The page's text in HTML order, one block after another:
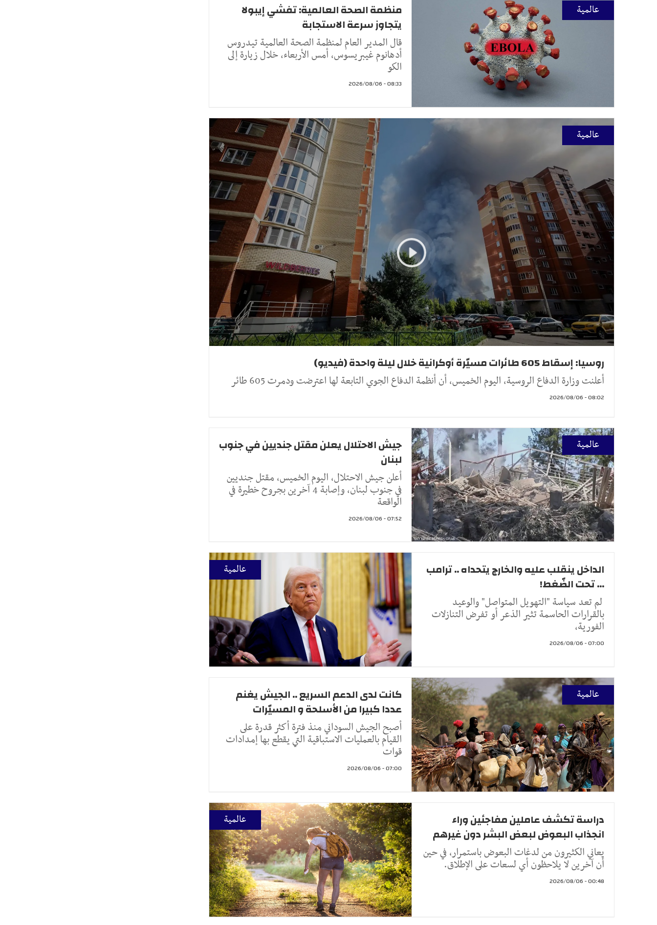
عالمية
منظمة الصحة العالمية: تفشي إيبولا
يتجاوز سرعة الاستجابة
قال المدير العام لمنظمة الصحة العالمية تيدروس
أدهانوم غيبريسوس، أمس الأربعاء، خلال زيارة إلى
الكو
08:33 - 2026/08/06
عالمية
روسيا: إسقاط 605 طائرات مسيّرة أوكرانية خلال ليلة واحدة (فيديو)
أعلنت وزارة الدفاع الروسية، اليوم الخميس، أن أنظمة الدفاع الجوي التابعة لها اعترضت ودمرت 605 طائر
08:02 - 2026/08/06
عالمية
جيش الاحتلال يعلن مقتل جنديين في جنوب
لبنان
أعلن جيش الاحتلال، اليوم الخميس، مقتل جنديين
في جنوب لبنان، وإصابة 4 آخرين بجروح خطيرة في
الواقعة
07:52 - 2026/08/06
عالمية
الداخل ينقلب عليه والخارج يتحداه .. ترامب
... تحت الضّغط!
لم تعد سياسة "التهويل المتواصل" والوعيد
بالقرارات الحاسمة تثير الذعر أو تفرض التنازلات
الفورية،
07:00 - 2026/08/06
عالمية
كانت لدى الدعم السريع .. الجيش يغنم
عددا كبيرا من الأسلحة و المسيّرات
أصبح الجيش السوداني منذ فترة أكثر قدرة على
القيام بالعمليات الاستباقية التي يقطع بها إمدادات
قوات
07:00 - 2026/08/06
عالمية
دراسة تكشف عاملين مفاجئين وراء
انجذاب البعوض لبعض البشر دون غيرهم
يعاني الكثيرون من لدغات البعوض باستمرار، في حين
أن آخرين لا يلاحظون أي لسعات على الإطلاق.
00:48 - 2026/08/06